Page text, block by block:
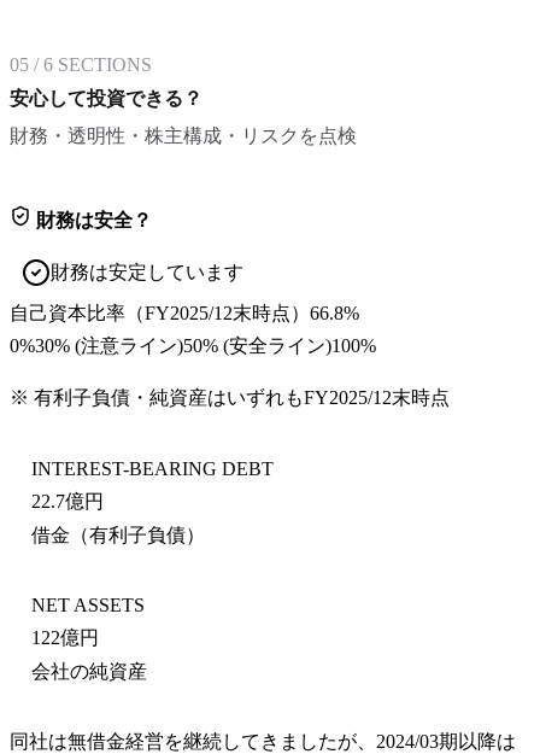
05 /6 SECTIONS
安心して投資できる？
財務・透明性・株主構成・リスクを点検
財務は安全？
財務は安定しています
自己資本比率 （FY2025/12末時点） 66.8%
0%30% (注意ライン)50% (安全ライン)100%
※ 有利子負債・純資産はいずれもFY2025/12末時点
INTEREST-BEARING DEBT
22.7億円
借金（有利子負債）
NET ASSETS
122億円
会社の純資産
同社は無借金経営を継続してきましたが、2024/03期以降は